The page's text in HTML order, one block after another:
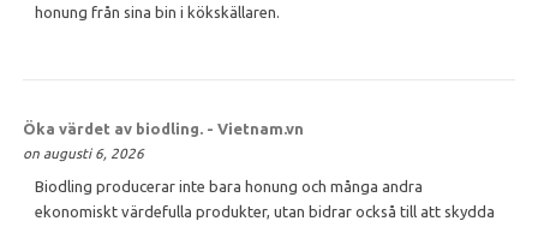
honung från sina bin i kökskällaren.
Öka värdet av biodling. - Vietnam.vn
on augusti 6, 2026
Biodling producerar inte bara honung och många andra
ekonomiskt värdefulla produkter, utan bidrar också till att skydda